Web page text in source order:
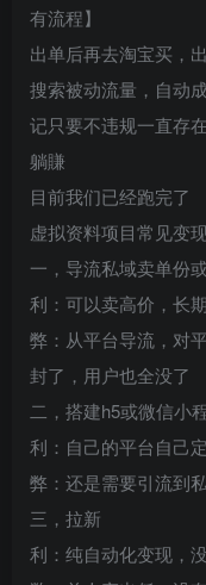
有流程】
出单后再去淘宝买，
搜索被动流量，自动
记只要不违规一直存
躺賺
目前我们已经跑完了
虚拟资料项目常见变
一，导流私域卖单份
利：可以卖高价，长
弊：从平台导流，对
封了，用户也全没了
二，搭建h5或微信小
利：自己的平台自己
弊：还是需要引流到
三，拉新
利：纯自动化变现，